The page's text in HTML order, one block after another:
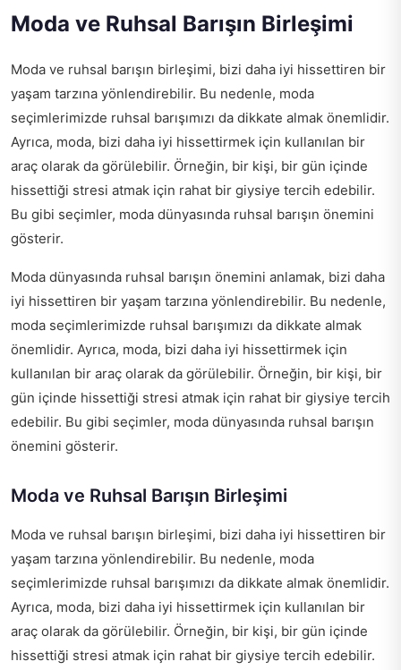
Moda ve Ruhsal Barışın Birleşimi
Moda ve ruhsal barışın birleşimi, bizi daha iyi hissettiren bir
yaşam tarzına yönlendirebilir. Bu nedenle, moda
seçimlerimizde ruhsal barışımızı da dikkate almak önemlidir.
Ayrıca, moda, bizi daha iyi hissettirmek için kullanılan bir
araç olarak da görülebilir. Örneğin, bir kişi, bir gün içinde
hissettiği stresi atmak için rahat bir giysiye tercih edebilir.
Bu gibi seçimler, moda dünyasında ruhsal barışın önemini
gösterir.
Moda dünyasında ruhsal barışın önemini anlamak, bizi daha
iyi hissettiren bir yaşam tarzına yönlendirebilir. Bu nedenle,
moda seçimlerimizde ruhsal barışımızı da dikkate almak
önemlidir. Ayrıca, moda, bizi daha iyi hissettirmek için
kullanılan bir araç olarak da görülebilir. Örneğin, bir kişi, bir
gün içinde hissettiği stresi atmak için rahat bir giysiye tercih
edebilir. Bu gibi seçimler, moda dünyasında ruhsal barışın
önemini gösterir.
Moda ve Ruhsal Barışın Birleşimi
Moda ve ruhsal barışın birleşimi, bizi daha iyi hissettiren bir
yaşam tarzına yönlendirebilir. Bu nedenle, moda
seçimlerimizde ruhsal barışımızı da dikkate almak önemlidir.
Ayrıca, moda, bizi daha iyi hissettirmek için kullanılan bir
araç olarak da görülebilir. Örneğin, bir kişi, bir gün içinde
hissettiği stresi atmak için rahat bir giysiye tercih edebilir.